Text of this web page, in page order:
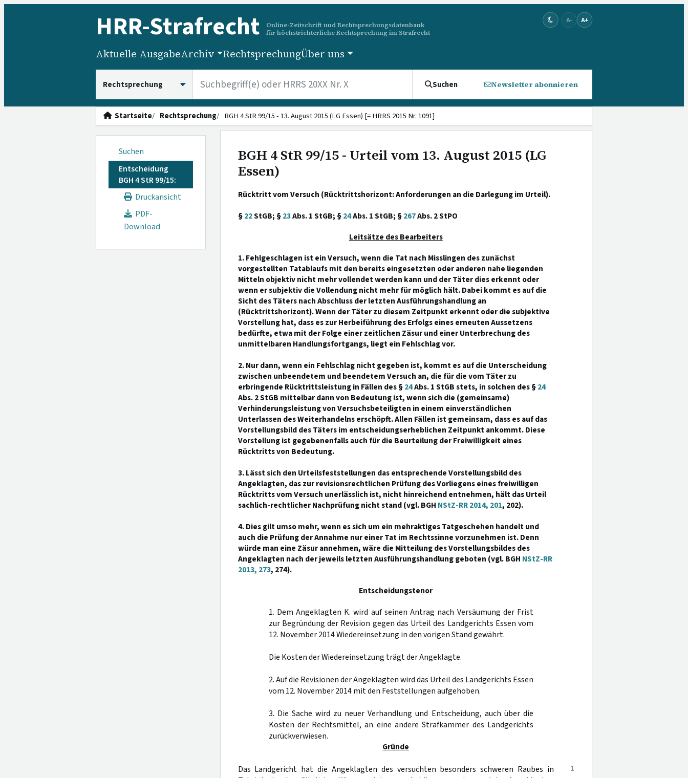
HRR-Strafrecht
Online-Zeitschrift und Rechtsprechungsdatenbank
für höchstrichterliche Rechtsprechung im Strafrecht
A- A+
Aktuelle AusgabeArchiv RechtsprechungÜber uns
Suchen Newsletter abonnieren
Startseite Rechtsprechung BGH 4 StR 99/15 - 13. August 2015 (LG Essen) [= HRRS 2015 Nr. 1091]
Suchen
Entscheidung
BGH 4 StR 99/15:
Druckansicht
PDF-
Download
BGH 4 StR 99/15 - Urteil vom 13. August 2015 (LG
Essen)
Rücktritt vom Versuch (Rücktrittshorizont: Anforderungen an die Darlegung im Urteil).
§22StGB; §23Abs. 1 StGB; §24Abs. 1 StGB; §267Abs. 2 StPO
Leitsätze des Bearbeiters
1. Fehlgeschlagen ist ein Versuch, wenn die Tat nach Misslingen des zunächst
vorgestellten Tatablaufs mit den bereits eingesetzten oder anderen nahe liegenden
Mitteln objektiv nicht mehr vollendet werden kann und der Täter dies erkennt oder
wenn er subjektiv die Vollendung nicht mehr für möglich hält. Dabei kommt es auf die
Sicht des Täters nach Abschluss der letzten Ausführungshandlung an
(Rücktrittshorizont). Wenn der Täter zu diesem Zeitpunkt erkennt oder die subjektive
Vorstellung hat, dass es zur Herbeiführung des Erfolgs eines erneuten Aussetzens
bedürfte, etwa mit der Folge einer zeitlichen Zäsur und einer Unterbrechung des
unmittelbaren Handlungsfortgangs, liegt ein Fehlschlag vor.
2. Nur dann, wenn ein Fehlschlag nicht gegeben ist, kommt es auf die Unterscheidung
zwischen unbeendetem und beendetem Versuch an, die für die vom Täter zu
erbringende Rücktrittsleistung in Fällen des §24Abs. 1 StGB stets, in solchen des §24
Abs. 2 StGB mittelbar dann von Bedeutung ist, wenn sich die (gemeinsame)
Verhinderungsleistung von Versuchsbeteiligten in einem einverständlichen
Unterlassen des Weiterhandelns erschöpft. Allen Fällen ist gemeinsam, dass es auf das
Vorstellungsbild des Täters im entscheidungserheblichen Zeitpunkt ankommt. Diese
Vorstellung ist gegebenenfalls auch für die Beurteilung der Freiwilligkeit eines
Rücktritts von Bedeutung.
3. Lässt sich den Urteilsfeststellungen das entsprechende Vorstellungsbild des
Angeklagten, das zur revisionsrechtlichen Prüfung des Vorliegens eines freiwilligen
Rücktritts vom Versuch unerlässlich ist, nicht hinreichend entnehmen, hält das Urteil
sachlich-rechtlicher Nachprüfung nicht stand (vgl. BGH NStZ-RR 2014, 201, 202).
4. Dies gilt umso mehr, wenn es sich um ein mehraktiges Tatgeschehen handelt und
auch die Prüfung der Annahme nur einer Tat im Rechtssinne vorzunehmen ist. Denn
würde man eine Zäsur annehmen, wäre die Mitteilung des Vorstellungsbildes des
Angeklagten nach der jeweils letzten Ausführungshandlung geboten (vgl. BGH NStZ-RR
2013, 273, 274).
Entscheidungstenor
1. Dem Angeklagten K. wird auf seinen Antrag nach Versäumung der Frist
zur Begründung der Revision gegen das Urteil des Landgerichts Essen vom
12. November 2014 Wiedereinsetzung in den vorigen Stand gewährt.
Die Kosten der Wiedereinsetzung trägt der Angeklagte.
2. Auf die Revisionen der Angeklagten wird das Urteil des Landgerichts Essen
vom 12. November 2014 mit den Feststellungen aufgehoben.
3. Die Sache wird zu neuer Verhandlung und Entscheidung, auch über die
Kosten der Rechtsmittel, an eine andere Strafkammer des Landgerichts
zurückverwiesen.
Gründe
1
Das Landgericht hat die Angeklagten des versuchten besonders schweren Raubes in